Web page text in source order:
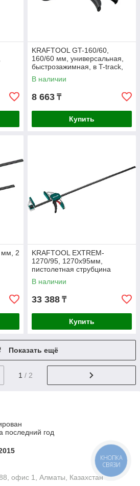
KRAFTOOL GT-160/60,
160/60 мм, универсальная,
быстрозажимная, в T-track,
пистолетная струбцина
(32237)
В наличии
8 663 ₸
Купить
мм, 2
KRAFTOOL EXTREM-
1270/95, 1270х95мм,
пистолетная струбцина
(32228-127)
В наличии
33 388 ₸
Купить
Показать ещё
1 / 2
последний год
офис 1, Алматы, Казахстан
КНОПКА
СВЯЗИ